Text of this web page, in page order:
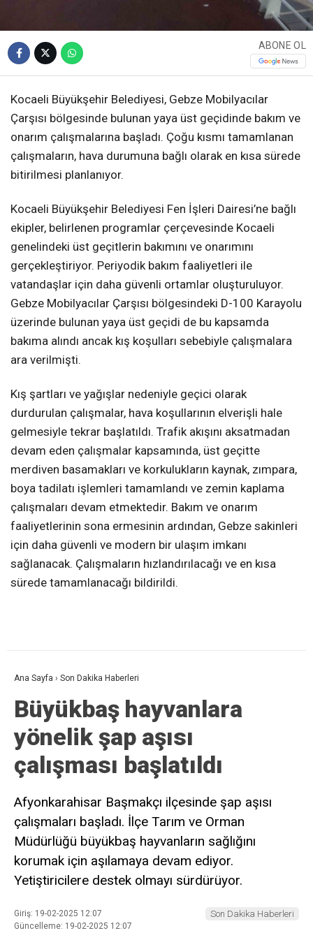
ABONE OL
Kocaeli Büyükşehir Belediyesi, Gebze Mobilyacılar
Çarşısı bölgesinde bulunan yaya üst geçidinde bakım ve
onarım çalışmalarına başladı. Çoğu kısmı tamamlanan
çalışmaların, hava durumuna bağlı olarak en kısa sürede
bitirilmesi planlanıyor.
Kocaeli Büyükşehir Belediyesi Fen İşleri Dairesi’ne bağlı
ekipler, belirlenen programlar çerçevesinde Kocaeli
genelindeki üst geçitlerin bakımını ve onarımını
gerçekleştiriyor. Periyodik bakım faaliyetleri ile
vatandaşlar için daha güvenli ortamlar oluşturuluyor.
Gebze Mobilyacılar Çarşısı bölgesindeki D-100 Karayolu
üzerinde bulunan yaya üst geçidi de bu kapsamda
bakıma alındı ancak kış koşulları sebebiyle çalışmalara
ara verilmişti.
Kış şartları ve yağışlar nedeniyle geçici olarak
durdurulan çalışmalar, hava koşullarının elverişli hale
gelmesiyle tekrar başlatıldı. Trafik akışını aksatmadan
devam eden çalışmalar kapsamında, üst geçitte
merdiven basamakları ve korkulukların kaynak, zımpara,
boya tadilatı işlemleri tamamlandı ve zemin kaplama
çalışmaları devam etmektedir. Bakım ve onarım
faaliyetlerinin sona ermesinin ardından, Gebze sakinleri
için daha güvenli ve modern bir ulaşım imkanı
sağlanacak. Çalışmaların hızlandırılacağı ve en kısa
sürede tamamlanacağı bildirildi.
Ana Sayfa › Son Dakika Haberleri
Büyükbaş hayvanlara
yönelik şap aşısı
çalışması başlatıldı
Afyonkarahisar Başmakçı ilçesinde şap aşısı
çalışmaları başladı. İlçe Tarım ve Orman
Müdürlüğü büyükbaş hayvanların sağlığını
korumak için aşılamaya devam ediyor.
Yetiştiricilere destek olmayı sürdürüyor.
Giriş: 19-02-2025 12:07
Güncelleme: 19-02-2025 12:07
Son Dakika Haberleri